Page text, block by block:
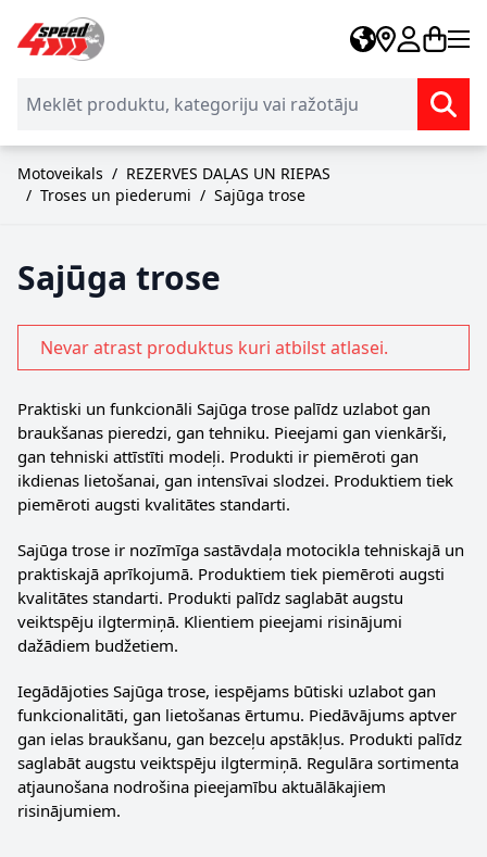
Skip to Content
Motoveikals / REZERVES DAĻAS UN RIEPAS
/ Troses un piederumi / Sajūga trose
Sajūga trose
Nevar atrast produktus kuri atbilst atlasei.
Praktiski un funkcionāli Sajūga trose palīdz uzlabot gan
braukšanas pieredzi, gan tehniku. Pieejami gan vienkārši,
gan tehniski attīstīti modeļi. Produkti ir piemēroti gan
ikdienas lietošanai, gan intensīvai slodzei. Produktiem tiek
piemēroti augsti kvalitātes standarti.
Sajūga trose ir nozīmīga sastāvdaļa motocikla tehniskajā un
praktiskajā aprīkojumā. Produktiem tiek piemēroti augsti
kvalitātes standarti. Produkti palīdz saglabāt augstu
veiktspēju ilgtermiņā. Klientiem pieejami risinājumi
dažādiem budžetiem.
Iegādājoties Sajūga trose, iespējams būtiski uzlabot gan
funkcionalitāti, gan lietošanas ērtumu. Piedāvājums aptver
gan ielas braukšanu, gan bezceļu apstākļus. Produkti palīdz
saglabāt augstu veiktspēju ilgtermiņā. Regulāra sortimenta
atjaunošana nodrošina pieejamību aktuālākajiem
risinājumiem.